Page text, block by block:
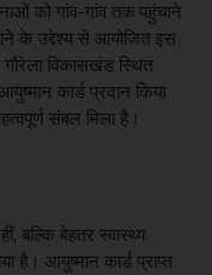
को गांव-गांव तक पहुंचाने
के उद्देश्य से आयोजित इस
विकासखंड स्थित
कार्ड प्रदान किया
संबल मिला है।
बेहतर स्वास्थ्य
है। आयुष्मान कार्ड प्राप्त